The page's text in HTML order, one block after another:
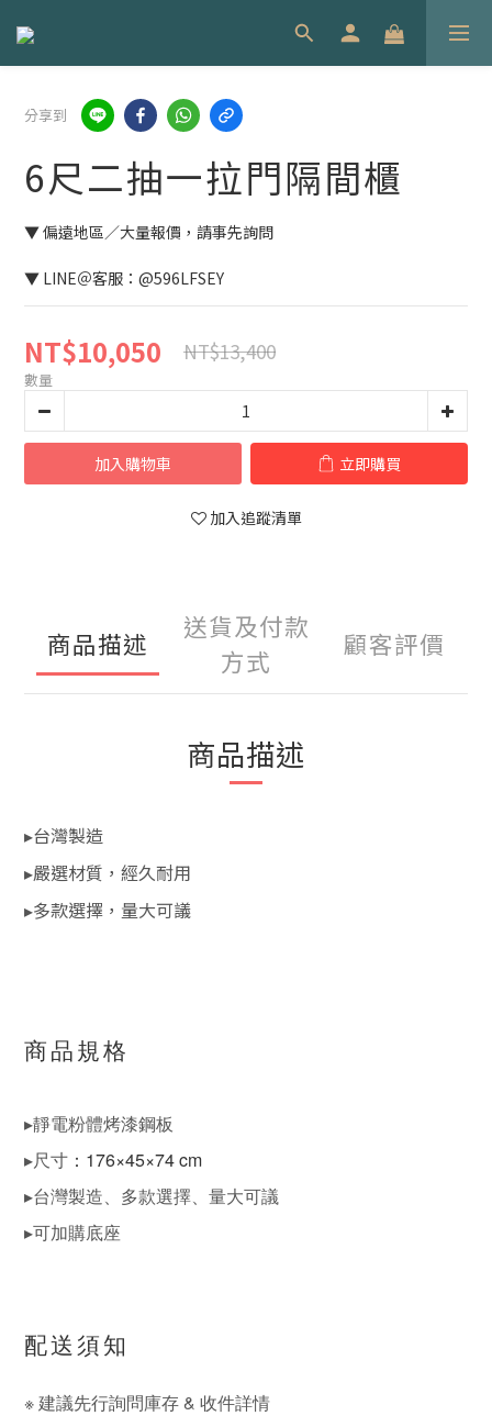
分享到
6尺二抽一拉門隔間櫃
▼ 偏遠地區／大量報價，請事先詢問
▼ LINE＠客服：@596LFSEY
NT$10,050 NT$13,400
數量
加入購物車 立即購買
加入追蹤清單
商品描述
送貨及付款
方式
顧客評價
商品描述
▸台灣製造
▸嚴選材質，經久耐用
▸多款選擇，量大可議
商品規格
▸靜電粉體烤漆鋼板
▸尺寸 ：176×45×74 cm
▸台灣製造、多款選擇、量大可議
▸可加購底座
配送須知
※ 建議先行詢問庫存 & 收件詳情